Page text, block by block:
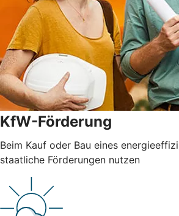
KfW-Förderung
Beim Kauf oder Bau eines
staatliche Förderungen nutzen